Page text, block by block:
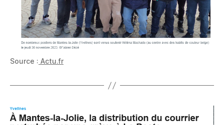
Source : Actu.fr